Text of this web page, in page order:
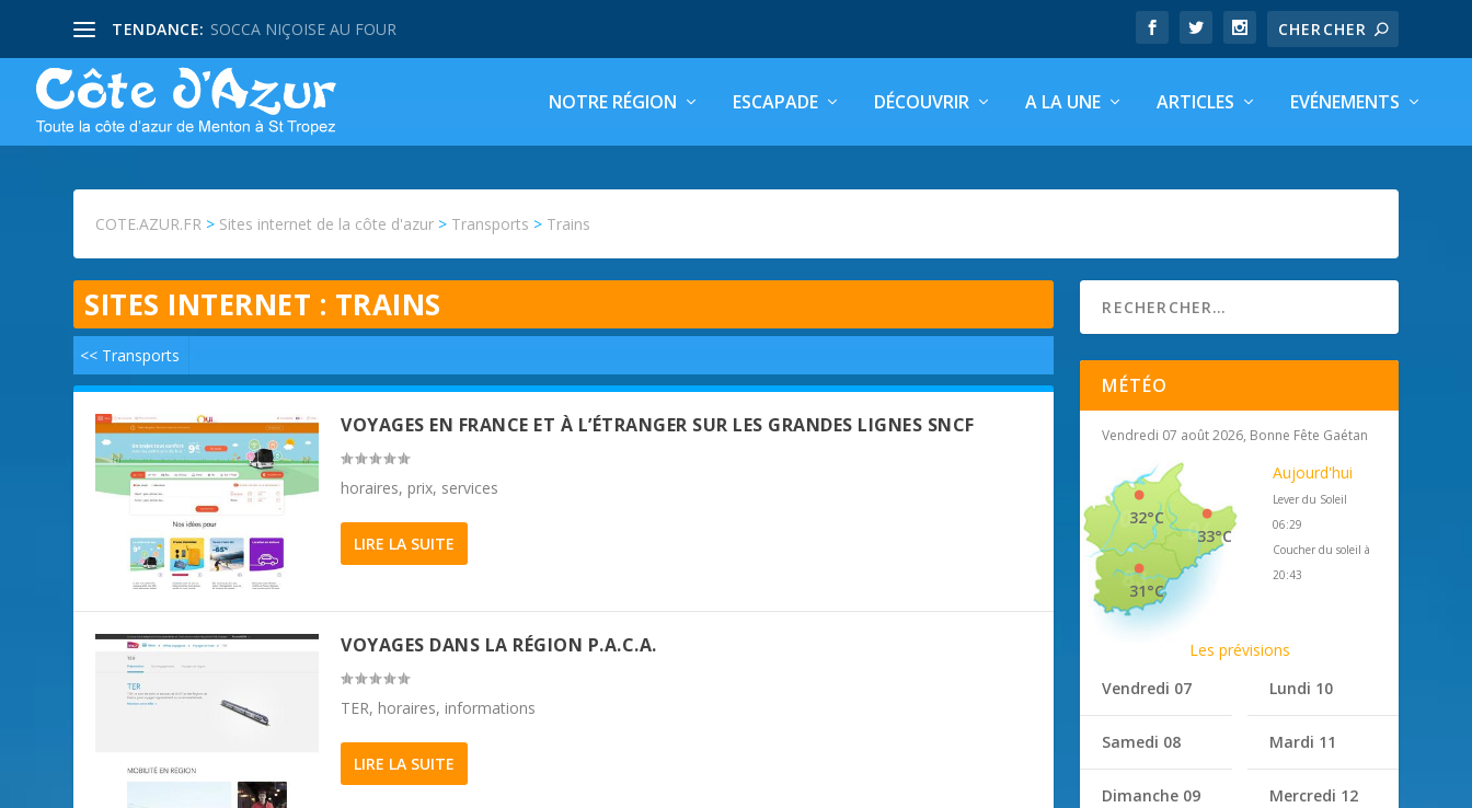
TENDANCE: SOCCA NIÇOISE AU FOUR
NOTRE RÉGION ESCAPADE DÉCOUVRIR A LA UNE ARTICLES EVÉNEMENTS
COTE.AZUR.FR > Sites internet de la côte d'azur > Transports > Trains
SITES INTERNET : TRAINS
<< Transports
VOYAGES EN FRANCE ET À L’ÉTRANGER SUR LES GRANDES LIGNES SNCF
horaires, prix, services
LIRE LA SUITE
VOYAGES DANS LA RÉGION P.A.C.A.
TER, horaires, informations
LIRE LA SUITE
MÉTÉO
Vendredi 07 août 2026, Bonne Fête Gaétan
33°C
32°C
31°C
Aujourd'hui
Lever du Soleil
06:29
Coucher du soleil à
20:43
Les prévisions
Vendredi 07
Samedi 08
Dimanche 09
Lundi 10
Mardi 11
Mercredi 12